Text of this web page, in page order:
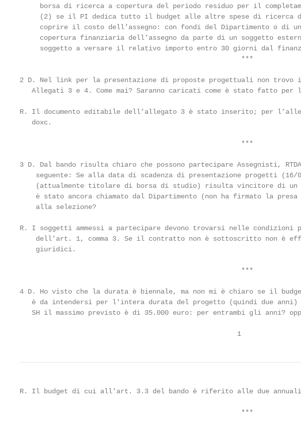
borsa di ricerca a copertura del periodo residuo per il
(2) se il PI dedica tutto il budget alle altre spese di ricerca
coprire il costo dell’assegno: con fondi del Dipartimento o di
copertura finanziaria dell’assegno da parte di un soggetto
soggetto a versare il relativo importo entro 30 giorni dal
                                                       ***
2 D. Nel link per la presentazione di proposte progettuali non
Allegati 3 e 4. Come mai? Saranno caricati come è stato fatto per
R. Il documento editabile dell’allegato 3 è stato inserito; per
   doxc.
                                                       ***
3 D. Dal bando risulta chiaro che possono partecipare Assegnisti,
seguente: Se alla data di scadenza di presentazione progetti (16/
(attualmente titolare di borsa di studio) risulta vincitore di
è stato ancora chiamato dal Dipartimento (non ha firmato la
    alla selezione?
R. I soggetti ammessi a partecipare devono trovarsi nelle condizioni
dell’art. 1, comma 3. Se il contratto non è sottoscritto non è
    giuridici.
                                                       ***
4 D. Ho visto che la durata è biennale, ma non mi è chiaro se il
è da intendersi per l'intera durata del progetto (quindi due
SH il massimo previsto è di 35.000 euro: per entrambi gli anni?
                                                      1
R. Il budget di cui all’art. 3.3 del bando è riferito alle due
                                                       ***